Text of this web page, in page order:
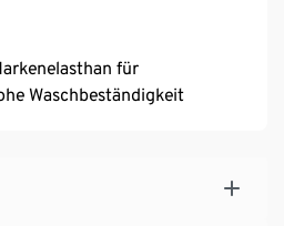
für
Waschbeständigkeit